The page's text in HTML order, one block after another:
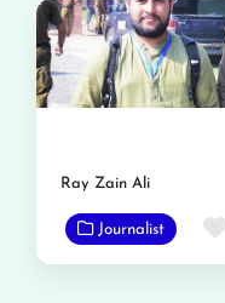
Ray Zain Ali
Journalist